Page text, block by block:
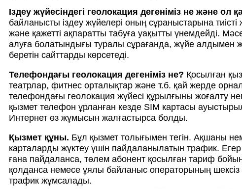
Іздеу жүйесіндегі геолокация дегеніміз не және ол
байланысты іздеу жүйелері оның сұраныстарына
және қажетті ақпаратты табуға уақытты үнемдейді.
алуға болатындығы туралы сұрағанда, жүйе алдымен
беретін сайттарды көрсетеді.
Телефондағы геолокация дегеніміз не? Қосылған
театрлар, фитнес орталықтар және т.б. қай жерде
телефондағы геолокация жүйесі құрылғыны жоғалту
қызмет телефон ұрланған кезде SIM картасы
Интернет өз жұмысын жалғастырса болды.
Қызмет құны. Бұл қызмет толығымен тегін. Ақшаны
карталарды жүктеу үшін пайдаланылатын трафик.
ғана пайдаланса, төлем абонент қосылған тариф
қолданса немесе ұялы байланыс операторының шексіз
трафик жұмсалады.